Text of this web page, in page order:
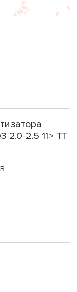
2.0-2.5 11> TT